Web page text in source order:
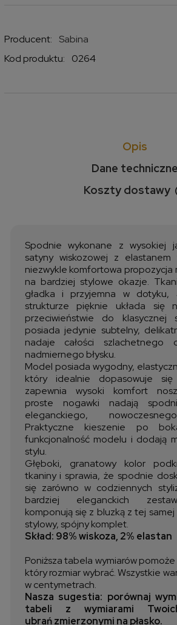
Producent:
Sabina
Kod produktu:
0264
Opis
Dane techniczne
Koszty dostawy
Cena nie zawiera ewentualnych kosztów
Spodnie wykonane z wysokiej
satyny wiskozowej z
niezwykle komfortowa propozycja
na bardziej stylowe okazje.
gładka i przyjemna w dotyku,
strukturze pięknie układa się
przeciwieństwie do klasycznej
posiada jedynie subtelny,
nadaje całości szlachetnego
nadmiernego błysku.
Model posiada wygodny,
który idealnie dopasowuje
zapewnia wysoki komfort
proste nogawki nadają
eleganckiego,
Praktyczne kieszenie po
funkcjonalność modelu i dodają
stylu.
Głęboki, granatowy kolor
tkaniny i sprawia, że spodnie
się zarówno w codziennych
bardziej eleganckich
komponują się z bluzką z tej
stylowy, spójny komplet.
Skład: 98% wiskoza, 2% elastan
Poniższa tabela wymiarów
który rozmiar wybrać. Wszystkie
w centymetrach.
Nasza sugestia: porównaj
tabeli z wymiarami
ubrań zmierzonymi na płasko.